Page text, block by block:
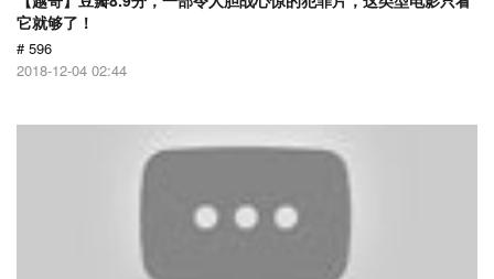
它就够了！
# 596
2018-12-04 02:44